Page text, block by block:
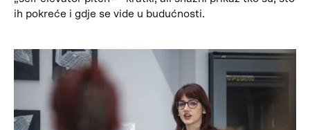
ih pokreće i gdje se vide u budućnosti.